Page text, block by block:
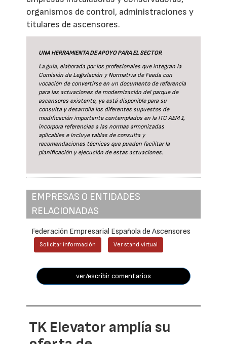
organismos de control, administraciones y
titulares de ascensores.
UNA HERRAMIENTA DE APOYO PARA EL SECTOR
La guía, elaborada por los profesionales que integran la
Comisión de Legislación y Normativa de Feeda con
vocación de convertirse en un documento de referencia
para las actuaciones de modernización del parque de
ascensores existente, ya está disponible para su
consulta y desarrolla los diferentes supuestos de
modificación importante contemplados en la ITC AEM 1,
incorpora referencias a las normas armonizadas
aplicables e incluye tablas de consulta y
recomendaciones técnicas que pueden facilitar la
planificación y ejecución de estas actuaciones.
EMPRESAS O ENTIDADES
RELACIONADAS
Federación Empresarial Española de Ascensores
Solicitar información Ver stand virtual
ver/escribir comentarios
TK Elevator amplía su